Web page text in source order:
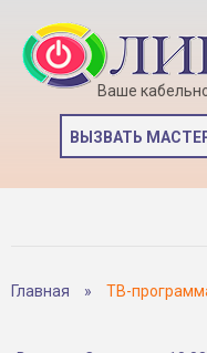
Ваше
ВЫЗВАТЬ
Главная » ТВ-